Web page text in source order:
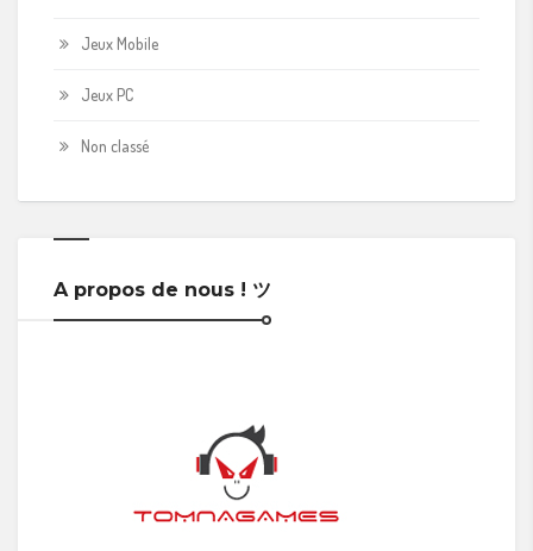
Jeux Mobile
Jeux PC
Non classé
A propos de nous ! ツ